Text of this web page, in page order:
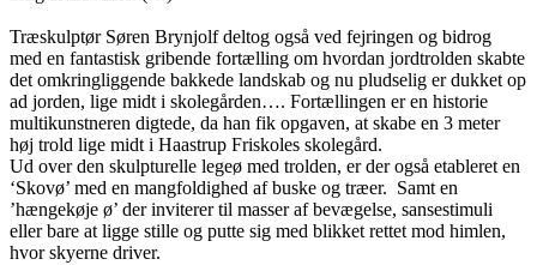
Træskulptør Søren Brynjolf deltog også ved fejringen og bidrog
med en fantastisk gribende fortælling om hvordan jordtrolden skabte
det omkringliggende bakkede landskab og nu pludselig er dukket op
ad jorden, lige midt i skolegården…. Fortællingen er en historie
multikunstneren digtede, da han fik opgaven, at skabe en 3 meter
høj trold lige midt i Haastrup Friskoles skolegård.
Ud over den skulpturelle legeø med trolden, er der også etableret en
‘Skovø’ med en mangfoldighed af buske og træer. Samt en
’hængekøje ø’ der inviterer til masser af bevægelse, sansestimuli
eller bare at ligge stille og putte sig med blikket rettet mod himlen,
hvor skyerne driver.